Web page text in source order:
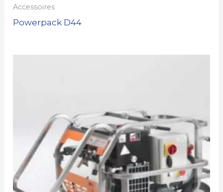
Accessoires
Powerpack D44